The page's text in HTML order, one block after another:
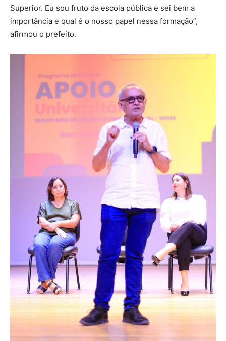
Superior. Eu sou fruto da escola pública e sei bem a
importância e qual é o nosso papel nessa formação”,
afirmou o prefeito.